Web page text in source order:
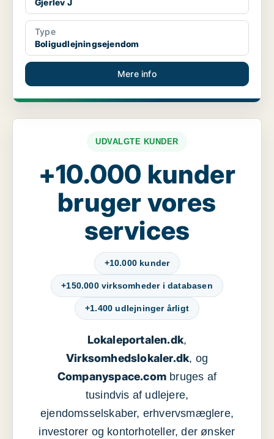
Gjerlev J
Type
Boligudlejningsejendom
Mere info
UDVALGTE KUNDER
+10.000 kunder
bruger vores
services
+10.000 kunder
+150.000 virksomheder i databasen
+1.400 udlejninger årligt
Lokaleportalen.dk,
Virksomhedslokaler.dk, og
Companyspace.com bruges af
tusindvis af udlejere,
ejendomsselskaber, erhvervsmæglere,
investorer og kontorhoteller, der ønsker